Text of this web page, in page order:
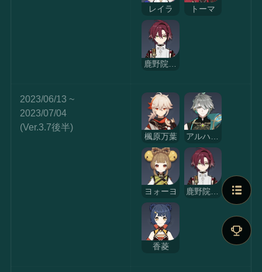
レイラ トーマ
鹿野院平蔵
2023/06/13 ~
2023/07/04
(Ver.3.7後半)
楓原万葉
ヨォーヨ
香菱